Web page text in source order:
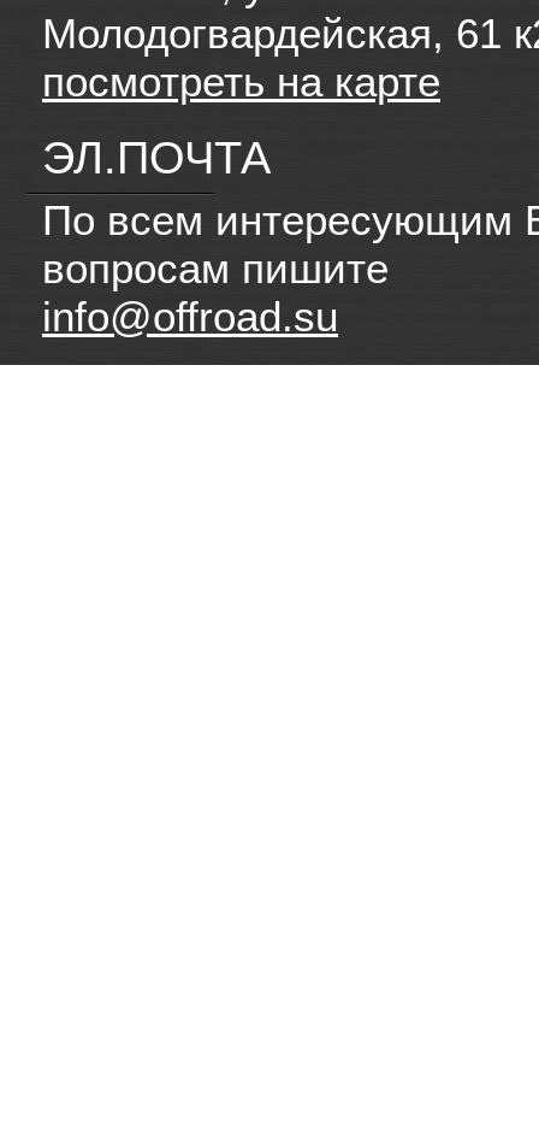
Молодогвардейская, 61
посмотреть на карте
ЭЛ.ПОЧТА
По всем интересующим
вопросам пишите
info@offroad.su